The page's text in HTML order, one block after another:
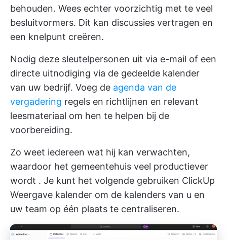
behouden. Wees echter voorzichtig met te veel
besluitvormers. Dit kan discussies vertragen en
een knelpunt creëren.
Nodig deze sleutelpersonen uit via e-mail of een
directe uitnodiging via de gedeelde kalender
van uw bedrijf. Voeg de agenda van de
vergadering regels en richtlijnen en relevant
leesmateriaal om hen te helpen bij de
voorbereiding.
Zo weet iedereen wat hij kan verwachten,
waardoor het gemeentehuis veel productiever
wordt . Je kunt het volgende gebruiken ClickUp
Weergave kalender om de kalenders van u en
uw team op één plaats te centraliseren.